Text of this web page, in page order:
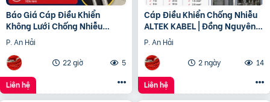
Báo Giá Cáp Điều Khiển
Không Lưới Chống Nhiễu
ALTEK KABEL | Đồng Nguyên
Chất 100%
P. An Hải
22 giờ
5
Liên hệ
Cáp Điều Khiển Chống Nhiễu
ALTEK KABEL | Đồng Nguyên
Chất 100%, Chất Lượng Cao
P. An Hải
2 ngày
14
Liên hệ